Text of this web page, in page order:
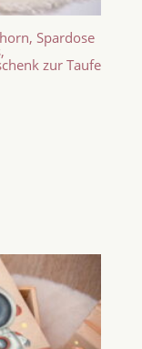
Spardose
zur Taufe